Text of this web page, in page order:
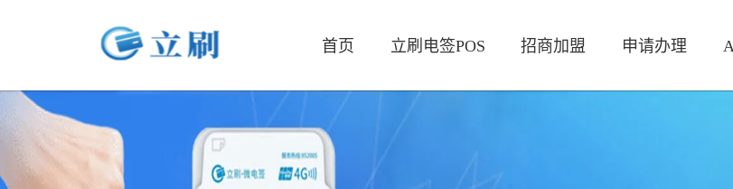
首页 立刷电签POS 招商加盟 申请办理